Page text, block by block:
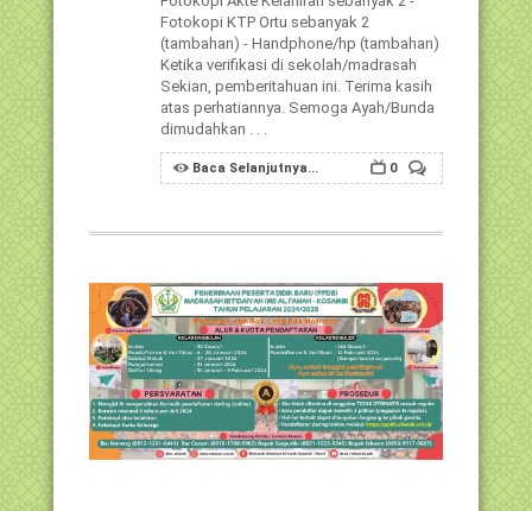
Fotokopi KTP Ortu sebanyak 2
(tambahan) - Handphone/hp (tambahan)
Ketika verifikasi di sekolah/madrasah
Sekian, pemberitahuan ini. Terima kasih
atas perhatiannya. Semoga Ayah/Bunda
dimudahkan . . .
Baca Selanjutnya... 0